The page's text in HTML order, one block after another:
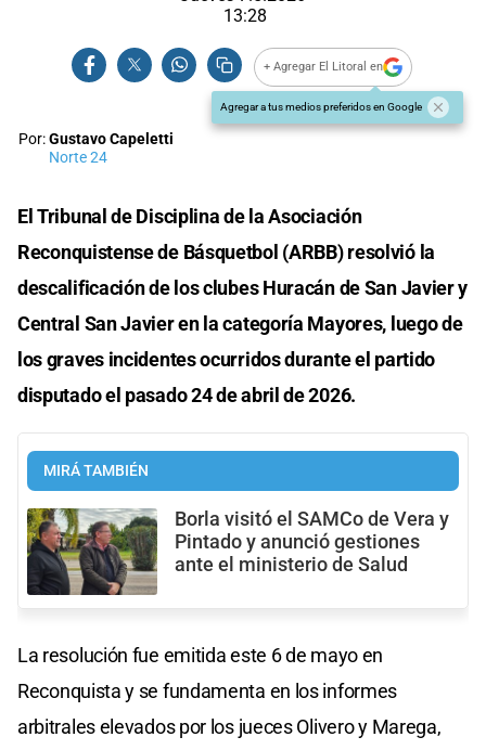
13:28
+ Agregar El Litoral en
Agregar a tus medios preferidos en Google
Por:Gustavo Capeletti
Norte 24
El Tribunal de Disciplina de la Asociación
Reconquistense de Básquetbol (ARBB) resolvió la
descalificación de los clubes Huracán de San Javier y
Central San Javier en la categoría Mayores, luego de
los graves incidentes ocurridos durante el partido
disputado el pasado 24 de abril de 2026.
MIRÁ TAMBIÉN
Borla visitó el SAMCo de Vera y
Pintado y anunció gestiones
ante el ministerio de Salud
La resolución fue emitida este 6 de mayo en
Reconquista y se fundamenta en los informes
arbitrales elevados por los jueces Olivero y Marega,